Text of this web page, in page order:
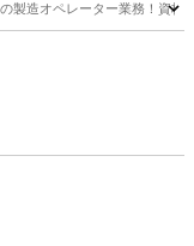
製造オペレーター業務！資